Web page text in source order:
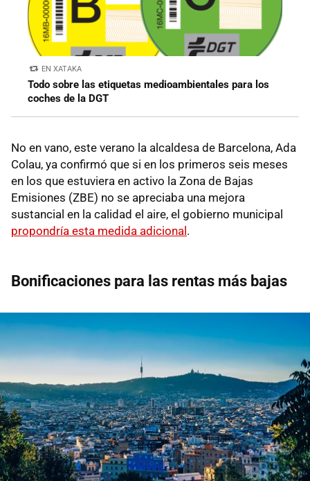
EN XATAKA
Todo sobre las etiquetas medioambientales para los
coches de la DGT
No en vano, este verano la alcaldesa de Barcelona, Ada
Colau, ya confirmó que si en los primeros seis meses
en los que estuviera en activo la Zona de Bajas
Emisiones (ZBE) no se apreciaba una mejora
sustancial en la calidad el aire, el gobierno municipal
propondría esta medida adicional.
Bonificaciones para las rentas más bajas